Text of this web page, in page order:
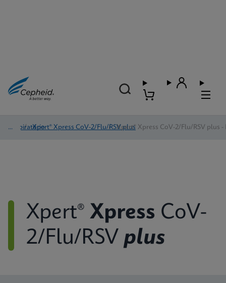
Respiratório
/ Xpert® Xpress CoV-2/Flu/RSV plus
/ Xpert® Xpress CoV-2/Flu/RSV plus -
Xpert® Xpress CoV-
2/Flu/RSV plus